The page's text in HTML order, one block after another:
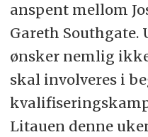
anspent mellom
Gareth
ønsker nemlig
skal involveres i
Litauen denne